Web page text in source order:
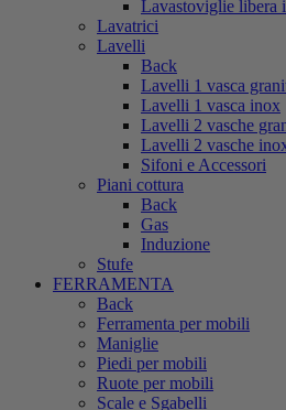
Lavastoviglie libera
Lavatrici
Lavelli
Back
Lavelli 1 vasca
Lavelli 1 vasca inox
Lavelli 2 vasche
Lavelli 2 vasche
Sifoni e Accessori
Piani cottura
Back
Gas
Induzione
Stufe
FERRAMENTA
Back
Ferramenta per mobili
Maniglie
Piedi per mobili
Ruote per mobili
Scale e Sgabelli